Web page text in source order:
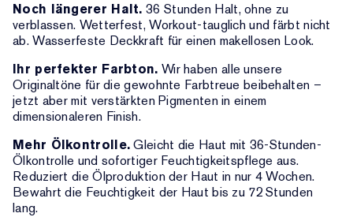
Noch längerer Halt. 36 Stunden Halt, ohne zu
verblassen. Wetterfest, Workout-tauglich und färbt nicht
ab. Wasserfeste Deckkraft für einen makellosen Look.
Ihr perfekter Farbton. Wir haben alle unsere
Originaltöne für die gewohnte Farbtreue beibehalten –
jetzt aber mit verstärkten Pigmenten in einem
dimensionaleren Finish.
Mehr Ölkontrolle.Gleicht die Haut mit 36-Stunden-
Ölkontrolle und sofortiger Feuchtigkeitspflege aus.
Reduziert die Ölproduktion der Haut in nur 4 Wochen.
Bewahrt die Feuchtigkeit der Haut bis zu 72 Stunden
lang.